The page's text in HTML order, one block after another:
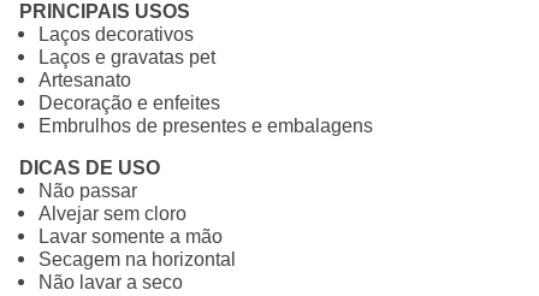
PRINCIPAIS USOS
Laços decorativos
Laços e gravatas pet
Artesanato
Decoração e enfeites
Embrulhos de presentes e embalagens
DICAS DE USO
Não passar
Alvejar sem cloro
Lavar somente a mão
Secagem na horizontal
Não lavar a seco